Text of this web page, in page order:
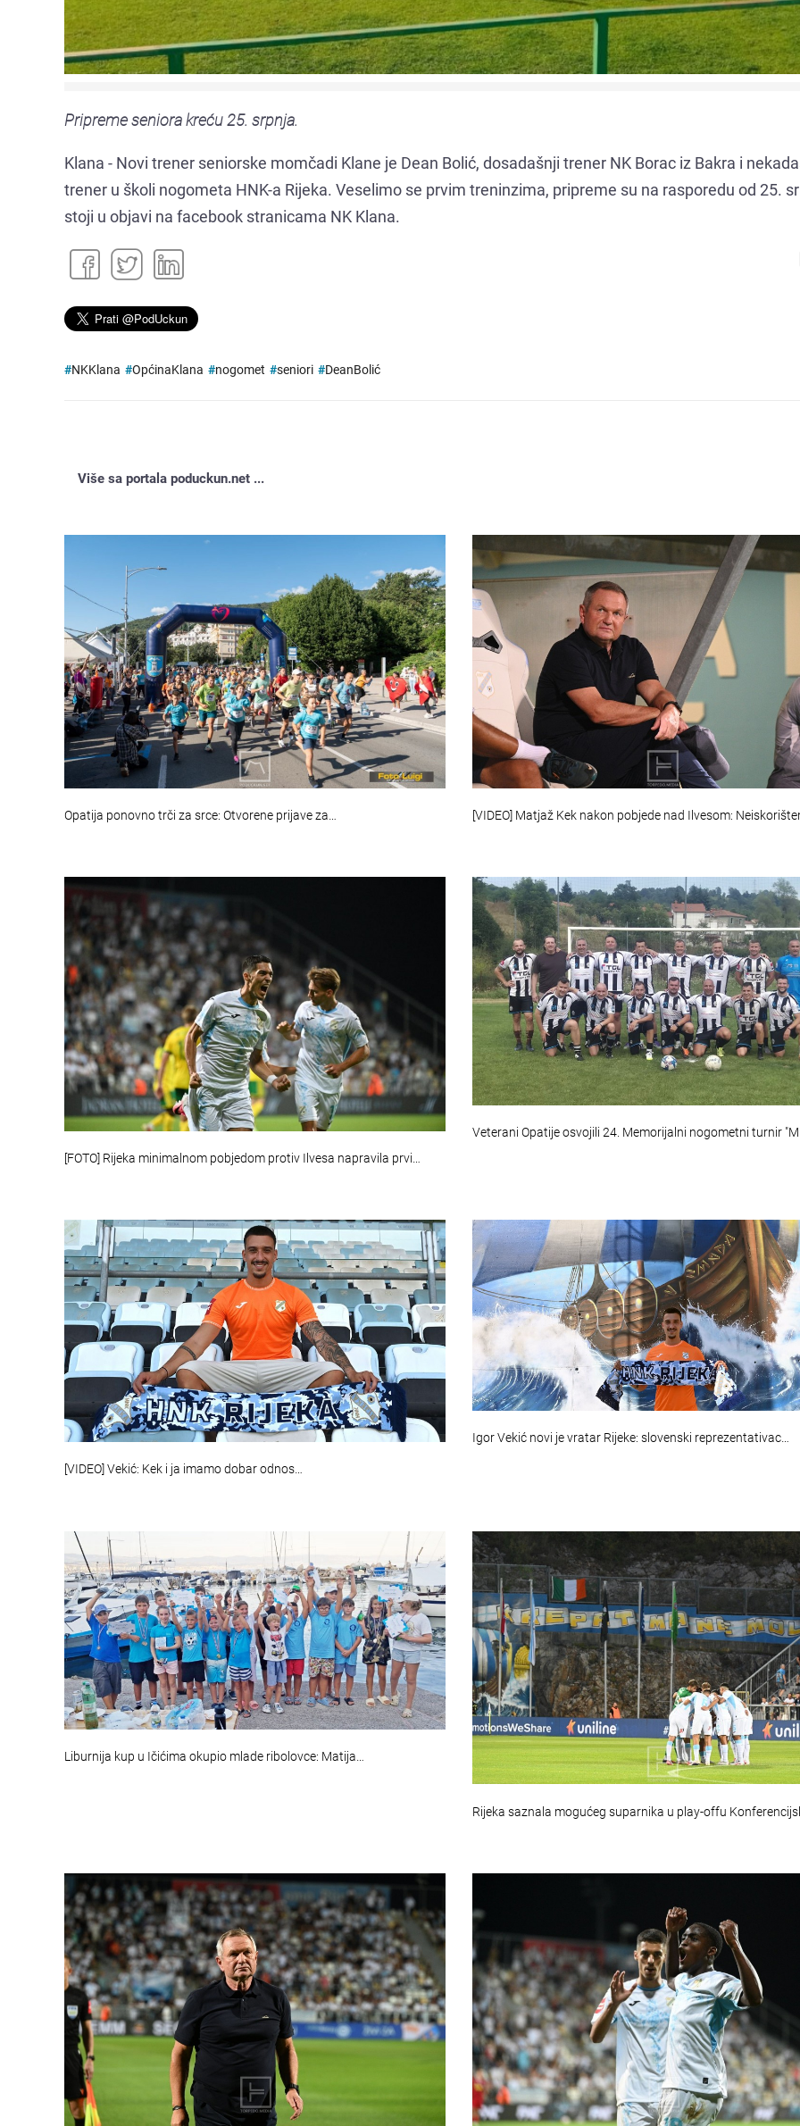
Pripreme seniora kreću 25. srpnja.
Klana - Novi trener seniorske momčadi Klane je Dean Bolić, dosadašnji trener NK Borac iz Bakra i
trener u školi nogometa HNK-a Rijeka. Veselimo se prvim treninzima, pripreme su na rasporedu od 25.
stoji u objavi na facebook stranicama NK Klana.
#NKKlana #OpćinaKlana #nogomet #seniori #DeanBolić
Više sa portala poduckun.net ...
Opatija ponovno trči za srce: Otvorene prijave za… [VIDEO] Matjaž Kek nakon pobjede nad Ilvesom:
[FOTO] Rijeka minimalnom pobjedom protiv Ilvesa napravila prvi…
Veterani Opatije osvojili 24. Memorijalni nogometni turnir
[VIDEO] Vekić: Kek i ja imamo dobar odnos…
Igor Vekić novi je vratar Rijeke: slovenski reprezentativac…
Liburnija kup u Ičićima okupio mlade ribolovce: Matija…
Rijeka saznala mogućeg suparnika u play-offu